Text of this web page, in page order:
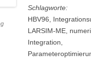
Schlagworte:
HBV96,
LARSIM-ME,
Integration,